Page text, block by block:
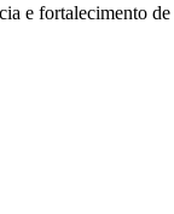
e fortalecimento